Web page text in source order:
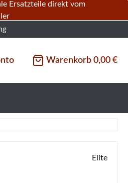
Ersatzteile direkt vom
Warenkorb 0,00 €
Elite